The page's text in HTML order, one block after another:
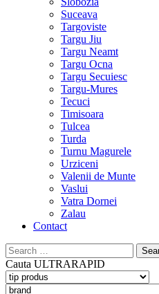
Suceava
Targoviste
Targu Jiu
Targu Neamt
Targu Ocna
Targu Secuiesc
Targu-Mures
Tecuci
Timisoara
Tulcea
Turda
Turnu Magurele
Urziceni
Valenii de Munte
Vaslui
Vatra Dornei
Zalau
Contact
Search
for:
Cauta ULTRARAPID